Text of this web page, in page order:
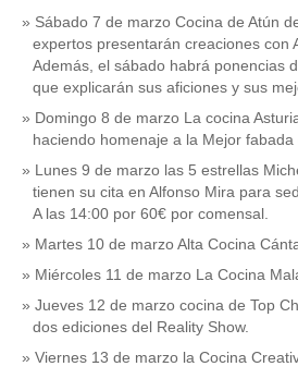
Sábado 7 de marzo Cocina de Atún
expertos presentarán creaciones con
Además, el sábado habrá ponencias
que explicarán sus aficiones y sus
Domingo 8 de marzo La cocina
haciendo homenaje a la Mejor
Lunes 9 de marzo las 5 estrellas
tienen su cita en Alfonso Mira para
A las 14:00 por 60€ por comensal.
Martes 10 de marzo Alta Cocina
Miércoles 11 de marzo La Cocina
Jueves 12 de marzo cocina de Top
dos ediciones del Reality Show.
Viernes 13 de marzo la Cocina